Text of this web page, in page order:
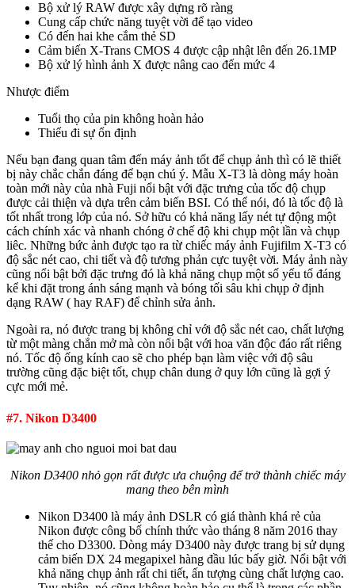
Bộ xử lý RAW được xây dựng rõ ràng
Cung cấp chức năng tuyệt vời để tạo video
Có đến hai khe cắm thẻ SD
Cảm biến X-Trans CMOS 4 được cập nhật lên đến 26.1MP
Bộ xử lý hình ảnh X được nâng cao đến mức 4
Nhược điểm
Tuổi thọ của pin không hoàn hảo
Thiếu đi sự ổn định
Nếu bạn đang quan tâm đến máy ảnh tốt để chụp ảnh thì có lẽ thiết
bị này chắc chắn đáng để bạn chú ý. Mẫu X-T3 là dòng máy hoàn
toàn mới này của nhà Fuji nổi bật với đặc trưng của tốc độ chụp
được cải thiện và dựa trên cảm biến BSI. Có thể nói, đó là tốc độ là
tốt nhất trong lớp của nó. Sở hữu có khả năng lấy nét tự động một
cách chính xác và nhanh chóng ở chế độ khi chụp một lần và chụp
liêc. Những bức ảnh được tạo ra từ chiếc máy ảnh Fujifilm X-T3 có
độ sắc nét cao, chi tiết và độ tương phản cực tuyệt vời. Máy ảnh này
cũng nổi bật bởi đặc trưng đó là khả năng chụp một số yếu tố đáng
kể khi đặt trong ánh sáng mạnh và bóng tối sâu khi chụp ở định
dạng RAW ( hay RAF) để chỉnh sửa ảnh.
Ngoài ra, nó được trang bị không chỉ với độ sắc nét cao, chất lượng
từ ​​một màng chắn mở mà còn nổi bật với hoa văn độc đáo rất riêng
nó. Tốc độ ống kính cao sẽ cho phép bạn làm việc với độ sâu
trường cũng đặc biệt tốt, chụp chân dung ở quy lớn cũng là gợi ý
cực mới mẻ.
#7. Nikon D3400
Nikon D3400 nhỏ gọn rất được ưa chuộng để trở thành chiếc máy
mang theo bên mình
Nikon D3400 là máy ảnh DSLR có giá thành khá rẻ của
Nikon được công bố chính thức vào tháng 8 năm 2016 thay
thế cho D3300. Dòng máy D3400 này được trang bị sử dụng
cảm biến DX 24 megapixel hàng đầu lúc bấy giờ. Nổi bật với
khả năng chụp ảnh rất chi tiết, ấn tượng cùng chất lượng cao.